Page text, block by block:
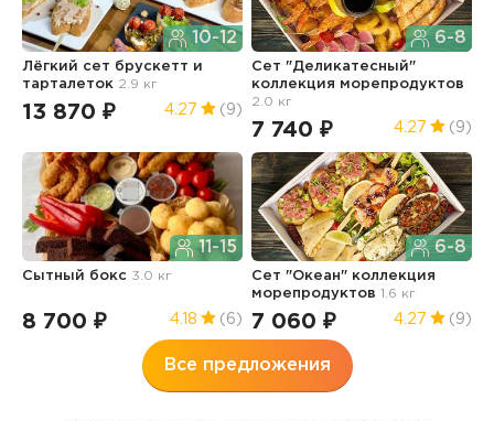
10-12
Лёгкий сет брускетт и
тарталеток 2.9 кг
13 870 ₽ 4.27 (9)
6-8
Сет "Деликатесный"
коллекция морепродуктов
2.0 кг
7 740 ₽ 4.27 (9)
11-15
Сытный бокс 3.0 кг
8 700 ₽ 4.18 (6)
6-8
Сет "Океан" коллекция
морепродуктов1.6 кг
7 060 ₽ 4.27 (9)
Все предложения